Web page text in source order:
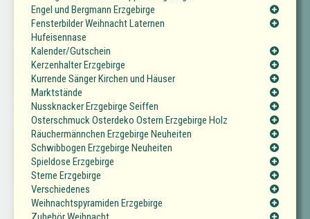
Engel und Bergmann Erzgebirge
Fensterbilder Weihnacht Laternen
Hufeisennase
Kalender/Gutschein
Kerzenhalter Erzgebirge
Kurrende Sänger Kirchen und Häuser
Marktstände
Nussknacker Erzgebirge Seiffen
Osterschmuck Osterdeko Ostern Erzgebirge Holz
Räuchermännchen Erzgebirge Neuheiten
Schwibbogen Erzgebirge Neuheiten
Spieldose Erzgebirge
Sterne Erzgebirge
Verschiedenes
Weihnachtspyramiden Erzgebirge